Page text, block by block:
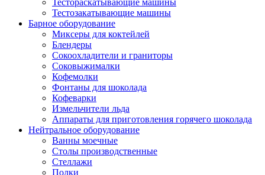
Тестораскатывающие машины
Тестозакатывающие машины
Барное оборудование
Миксеры для коктейлей
Блендеры
Сокоохладители и граниторы
Соковыжималки
Кофемолки
Фонтаны для шоколада
Кофеварки
Измельчители льда
Аппараты для приготовления горячего шоколада
Нейтральное оборудование
Ванны моечные
Столы производственные
Стеллажи
Полки